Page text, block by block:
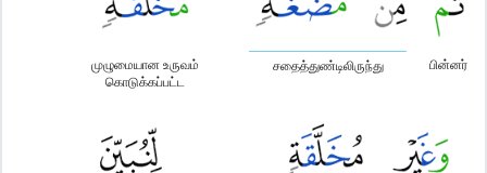
பின்னர்
சதைத்துண்டிலிருந்து
முழுமையான உருவம்
கொடுக்கப்பட்ட